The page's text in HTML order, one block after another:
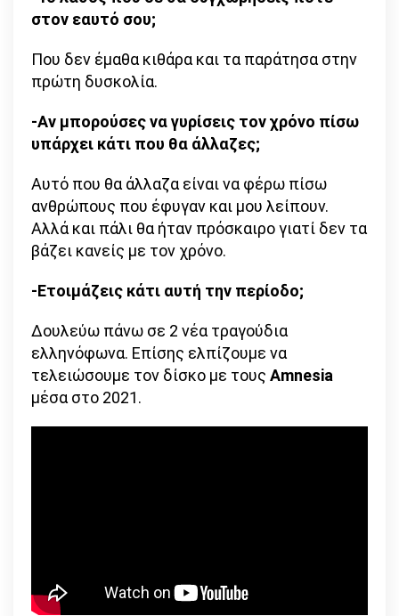
στον εαυτό σου;
Που δεν έμαθα κιθάρα και τα παράτησα στην
πρώτη δυσκολία.
-Αν μπορούσες να γυρίσεις τον χρόνο πίσω
υπάρχει κάτι που θα άλλαζες;
Αυτό που θα άλλαζα είναι να φέρω πίσω
ανθρώπους που έφυγαν και μου λείπουν.
Αλλά και πάλι θα ήταν πρόσκαιρο γιατί δεν τα
βάζει κανείς με τον χρόνο.
-Ετοιμάζεις κάτι αυτή την περίοδο;
Δουλεύω πάνω σε 2 νέα τραγούδια
ελληνόφωνα. Επίσης ελπίζουμε να
τελειώσουμε τον δίσκο με τους Amnesia
μέσα στο 2021.